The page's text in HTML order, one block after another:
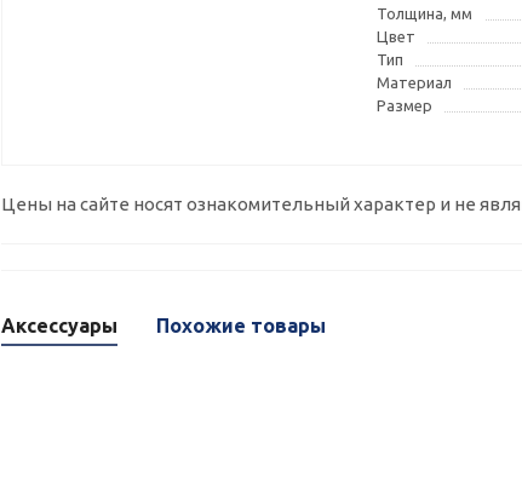
Толщина, мм
Цвет
Тип
Материал
Размер
Цены на сайте носят ознакомительный характер и не
Аксессуары Похожие товары